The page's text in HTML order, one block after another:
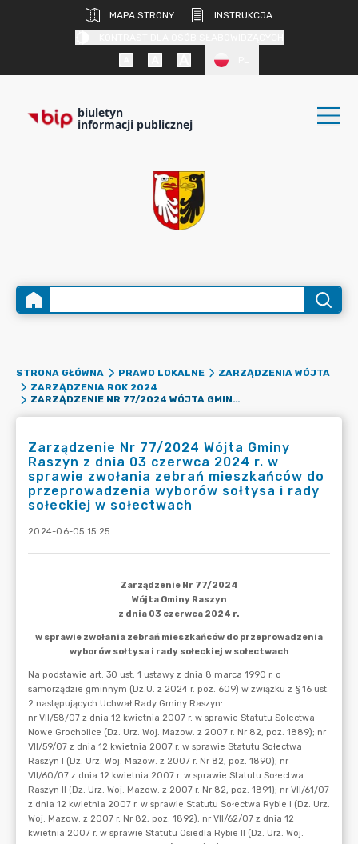
MAPA STRONY
INSTRUKCJA
biuletyn
informacji publicznej
STRONA GŁÓWNA PRAWO LOKALNE
ZARZĄDZENIA WÓJTA
ZARZĄDZENIA ROK 2024
ZARZĄDZENIE NR 77/2024 WÓJTA GMINY RASZYN Z DNIA 03 CZERWCA 2024 R. W SPRAWIE ZWOŁANIA ZEBRAŃ MIESZKAŃCÓW DO PRZEPROWADZENIA WYBORÓW SOŁTYSA I RADY SOŁECKIEJ W SOŁECTWACH
Zarządzenie Nr 77/2024 Wójta Gminy
Raszyn z dnia 03 czerwca 2024 r. w
sprawie zwołania zebrań mieszkańców do
przeprowadzenia wyborów sołtysa i rady
sołeckiej w sołectwach
2024-06-05 15:25